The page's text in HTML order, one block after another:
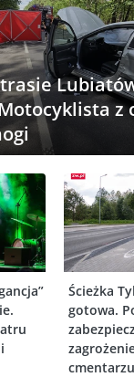
Ścieżka
gotowa.
cmentarzu